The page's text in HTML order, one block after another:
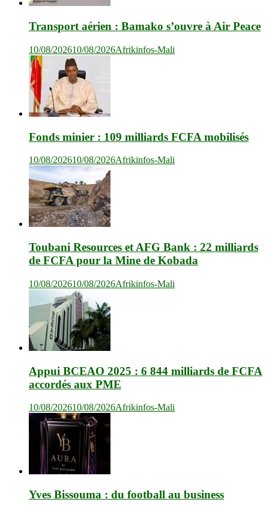
Transport aérien : Bamako s’ouvre à Air Peace
10/08/202610/08/2026Afrikinfos-Mali
Fonds minier : 109 milliards FCFA mobilisés
10/08/202610/08/2026Afrikinfos-Mali
Toubani Resources et AFG Bank : 22 milliards
de FCFA pour la Mine de Kobada
10/08/202610/08/2026Afrikinfos-Mali
Appui BCEAO 2025 : 6 844 milliards de FCFA
accordés aux PME
10/08/202610/08/2026Afrikinfos-Mali
Yves Bissouma : du football au business